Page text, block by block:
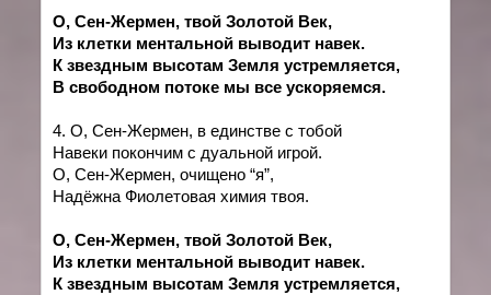
О, Сен-Жермен, твой Золотой Век,
Из клетки ментальной выводит навек.
К звездным высотам Земля устремляется,
В свободном потоке мы все ускоряемся.
4.О,Сен-Жермен, в единстве с тобой
Навеки покончим с дуальной игрой.
О,Сен-Жермен, очищено “я”,
Надёжна Фиолетовая химия твоя.
О, Сен-Жермен, твой Золотой Век,
Из клетки ментальной выводит навек.
К звездным высотам Земля устремляется,